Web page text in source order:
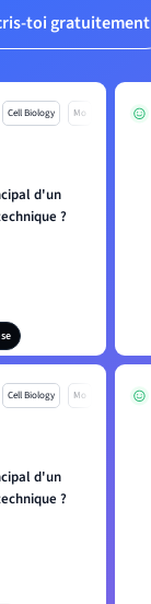
toi gratuitement
Cell Biology Mo
d'un
?
Cell Biology Mo
d'un
?